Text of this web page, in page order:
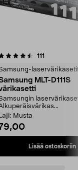
111
MLT-D111S
Laji: Musta
Lisää ostoskoriin
4.5 viidestä